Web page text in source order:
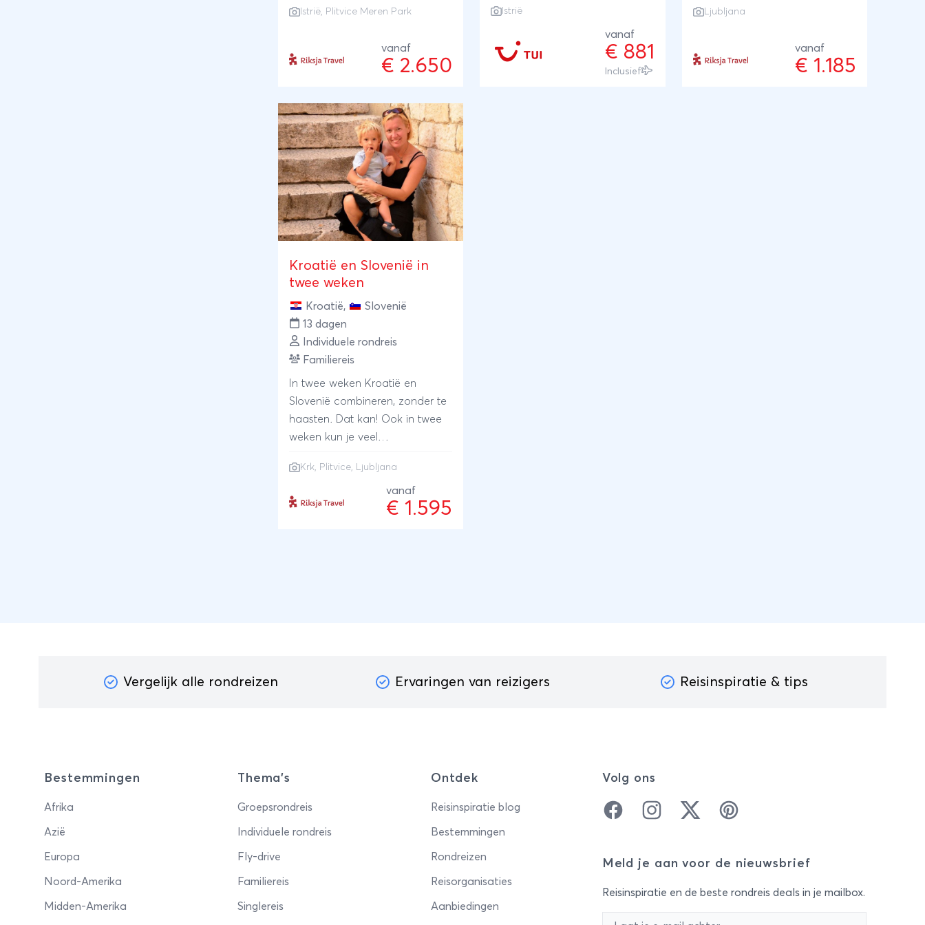
waardoor je een zeer complete
verschillende landschappen die
dit prachtige land te bieden
heeft. Vanaf de boerderijen trek
aan je Kroatië reis. Stuur naar
van Plitvice Meren Park en langs
de azuurblauwe zee van
van cultuur en natuur:
wijngaarden en meren, kastelen
en paleizen, koken bij een lokale
familie thuis en genieten van
het eilandleven.
Istrië, Plitvice Meren Park
vanaf
€ 2.650
Istrië
vanaf
€ 881
Inclusief
watervallen, wijnvelden en het
er allemaal op korte reisafstand
van elkaar. Weinig reizen en
Ljubljana
vanaf
€ 1.185
Kroatië en Slovenië in
twee weken
Kroatië,
Slovenië
13 dagen
Individuele rondreis
Familiereis
In twee weken Kroatië en
Slovenië combineren, zonder te
haasten. Dat kan! Ook in twee
weken kun je veel
reis niet af te raffelen. Je begint
je reis heel relaxed op het eiland
Krk. Combineer dit eilandverblijf
Krk, Plitvice, Ljubljana
vanaf
€ 1.595
Vergelijk alle rondreizen Ervaringen van reizigers Reisinspiratie & tips
Bestemmingen
Afrika
Azië
Europa
Noord-Amerika
Midden-Amerika
Thema's
Groepsrondreis
Individuele rondreis
Fly-drive
Familiereis
Singlereis
Ontdek
Reisinspiratie blog
Bestemmingen
Rondreizen
Reisorganisaties
Aanbiedingen
Volg ons
FacebookInstagramTwitter Pinterest
Meld je aan voor de nieuwsbrief
Reisinspiratie en de beste rondreis deals in je mailbox.